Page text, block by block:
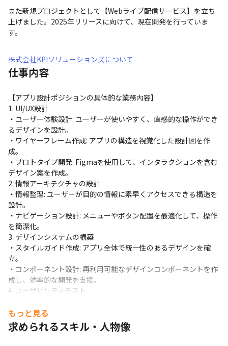
また新規プロジェクトとして【Webライブ配信サービス】を立ち
上げました。2025年リリースに向けて、現在開発を行っていま
す。
株式会社KPIソリューションズについて
仕事内容
【アプリ設計ポジションの具体的な業務内容】
1. UI/UX設計
・ユーザー体験設計: ユーザーが使いやすく、直感的な操作ができ
るデザインを設計。
・ワイヤーフレーム作成: アプリの構造を視覚化した設計図を作
成。
・プロトタイプ開発: Figmaを使用して、インタラクションを含む
デザイン案を作成。
2. 情報アーキテクチャの設計
・情報整理: ユーザーが目的の情報に素早くアクセスできる構造を
設計。
・ナビゲーション設計: メニューやボタン配置を最適化して、操作
を簡潔化。
3. デザインシステムの構築
・スタイルガイド作成: アプリ全体で統一性のあるデザインを確
立。
・コンポーネント設計: 再利用可能なデザインコンポーネントを作
成し、効率的な開発を支援。
4. ユーザビリティテスト
検証するテストを計画。
・テスト実施と改善: テスト結果に基づき、UI/UXを改善。
5. 企画担当者や開発チームとの連携
もっと見る
求められるスキル・人物像